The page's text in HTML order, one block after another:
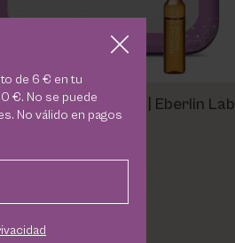
Glicólico Ampollas | Eberlin Lab
de 6 € en tu
€. No se puede
No válido en pagos